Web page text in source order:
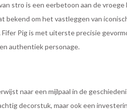
stro is een eerbetoon aan de vroege
bekend om het vastleggen van
Pig is met uiterste precisie
authentiek personage.
naar een mijlpaal in de
decorstuk, maar ook een